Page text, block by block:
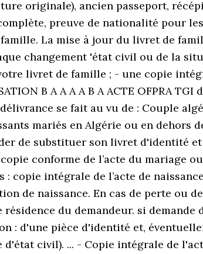
originale), ancien passeport,
preuve de nationalité pour
La mise à jour du livret de
changement 'état civil ou de la
livret de famille ; - une copie
B A A A A B A ACTE OFPRA TGI
se fait au vu de : Couple
mariés en Algérie ou en dehors
de substituer son livret d'identité
conforme de l’acte du mariage
intégrale de l’acte de
de naissance. En cas de perte ou
du demandeur. si
: d'une pièce d'identité et,
civil). ... - Copie intégrale de